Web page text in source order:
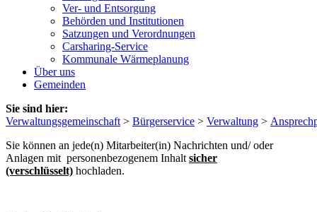
Ver- und Entsorgung
Behörden und Institutionen
Satzungen und Verordnungen
Carsharing-Service
Kommunale Wärmeplanung
Über uns
Gemeinden
Sie sind hier:
Verwaltungsgemeinschaft > Bürgerservice > Verwaltung >
Sie können an jede(n) Mitarbeiter(in) Nachrichten und/ oder
Anlagen mit personenbezogenem Inhalt sicher
(verschlüsselt) hochladen.